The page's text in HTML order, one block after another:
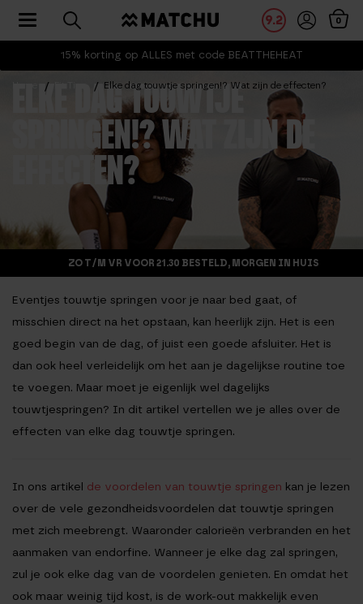
15% korting op ALLES met code BEATTHEHEAT
9.2 0
Toggle navigation
Elke dag touwtje springen!? Wat zijn de effecten?
ELKE DAG TOUWTJE
SPRINGEN!? WAT ZIJN DE
EFFECTEN?
ZO T/M VR VOOR 21.30 BESTELD, MORGEN IN HUIS
Eventjes touwtje springen voor je naar bed gaat, of
misschien direct na het opstaan, kan heerlijk zijn. Het is een
goed begin van de dag, of juist een goede afsluiter. Het is
dan ook heel verleidelijk om het aan je dagelijkse routine toe
te voegen. Maar moet je eigenlijk wel dagelijks
touwtjespringen? In dit artikel vertellen we je alles over de
effecten van elke dag touwtje springen.
In ons artikel de voordelen van touwtje springen kan je lezen
over de vele gezondheidsvoordelen dat touwtje springen
met zich meebrengt. Waaronder calorieën verbranden en het
aanmaken van endorfine. Wanneer je elke dag zal springen,
zul je ook elke dag van de voordelen genieten. En omdat het
ook maar weinig tijd kost, is de work-out makkelijk even